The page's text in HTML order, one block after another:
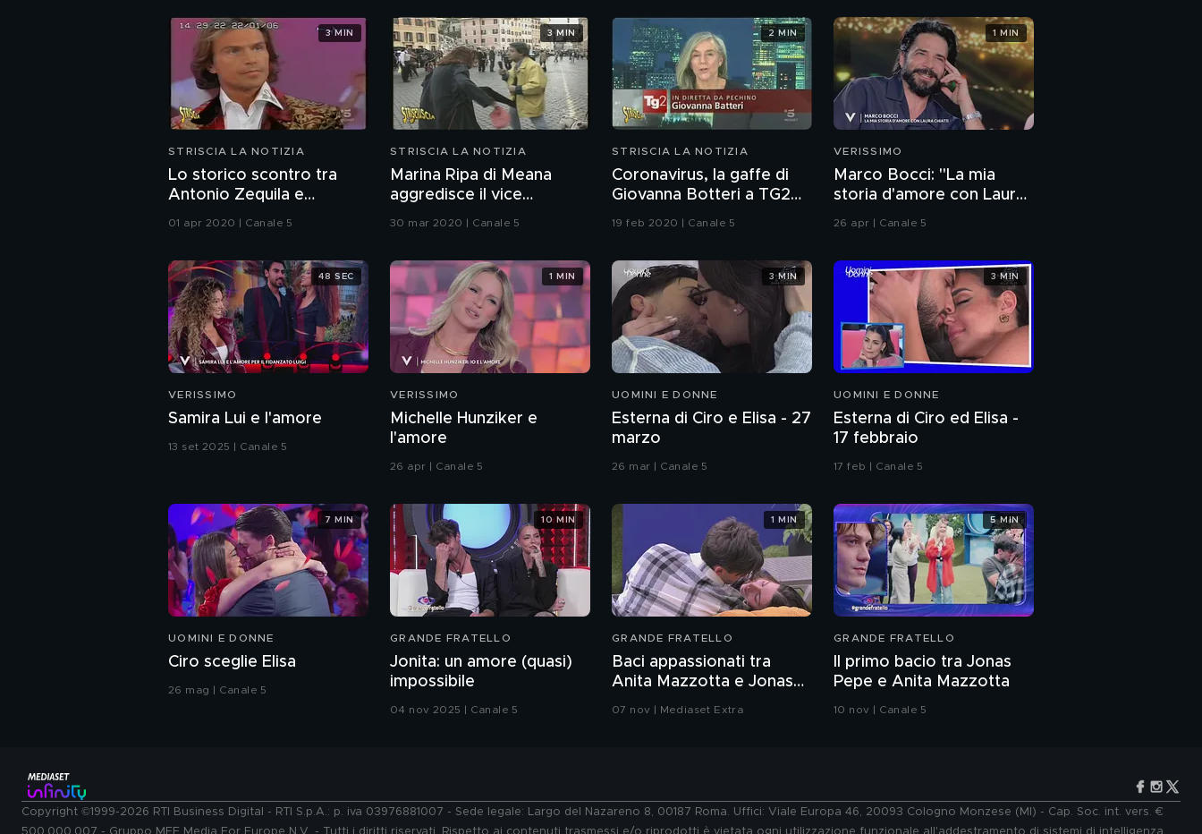
STRISCIA LA NOTIZIA
Lo storico scontro tra
Antonio Zequila e
Adriano Pappalardo
01 apr 2020 | Canale 5
3 MIN
STRISCIA LA NOTIZIA
Marina Ripa di Meana
aggredisce il vice
Gabibbo Stefano Salvi
30 mar 2020 | Canale 5
3 MIN
STRISCIA LA NOTIZIA
Coronavirus, la gaffe di
Giovanna Botteri a TG2
19 feb 2020 | Canale 5
2 MIN
VERISSIMO
Marco Bocci: "La mia
storia d'amore con Laura
Chiatti"
26 apr | Canale 5
1 MIN
VERISSIMO
Samira Lui e l'amore
13 set 2025 | Canale 5
48 SEC
VERISSIMO
Michelle Hunziker e
l'amore
26 apr | Canale 5
1 MIN
UOMINI E DONNE
Esterna di Ciro e Elisa - 27
marzo
26 mar | Canale 5
3 MIN
UOMINI E DONNE
Esterna di Ciro ed Elisa -
17 febbraio
17 feb | Canale 5
3 MIN
UOMINI E DONNE
Ciro sceglie Elisa
26 mag | Canale 5
7 MIN
GRANDE FRATELLO
Jonita: un amore (quasi)
impossibile
04 nov 2025 | Canale 5
10 MIN
GRANDE FRATELLO
Baci appassionati tra
Anita Mazzotta e Jonas
07 nov | Mediaset Extra
1 MIN
GRANDE FRATELLO
Il primo bacio tra Jonas
Pepe e Anita Mazzotta
10 nov | Canale 5
5 MIN
Copyright ©1999-2026 RTI Business Digital - RTI S.p.A.: p. iva 03976881007 - Sede legale: Largo del Nazareno 8, 00187 Roma. Uffici: Viale Europa 46, 20093 Cologno Monzese (MI) - Cap. Soc. int. vers. €